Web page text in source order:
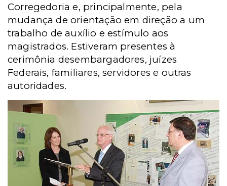
Corregedoria e, principalmente, pela
mudança de orientação em direção a um
trabalho de auxílio e estímulo aos
magistrados. Estiveram presentes à
cerimônia desembargadores, juízes
Federais, familiares, servidores e outras
autoridades.